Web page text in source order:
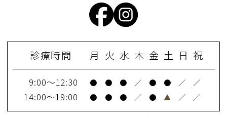
診療時間 月 火 水 木 金 土 日 祝
9:00～12:30 ● ● ● ／ ● ● ／ ／
14:00～19:00 ● ● ● ／ ● ▲ ／ ／